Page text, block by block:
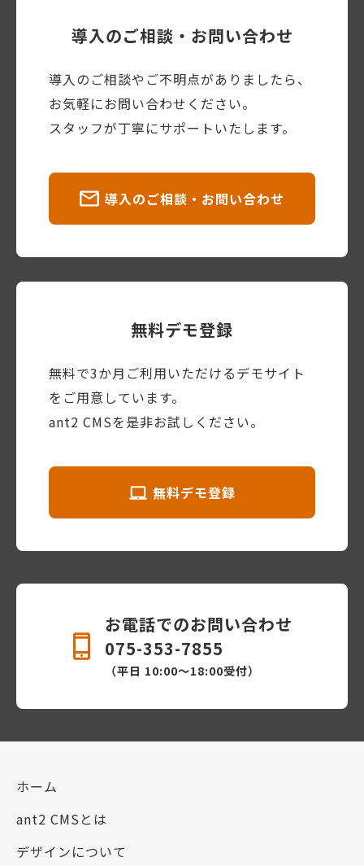
導入のご相談・お問い合わせ
導入のご相談やご不明点がありましたら、
お気軽にお問い合わせください。
スタッフが丁寧にサポートいたします。
導入のご相談・お問い合わせ
無料デモ登録
無料で3か月ご利用いただけるデモサイト
をご用意しています。
ant2 CMSを是非お試しください。
無料デモ登録
お電話でのお問い合わせ
075-353-7855
（平日 10:00〜18:00受付）
ホーム
ant2 CMSとは
デザインについて